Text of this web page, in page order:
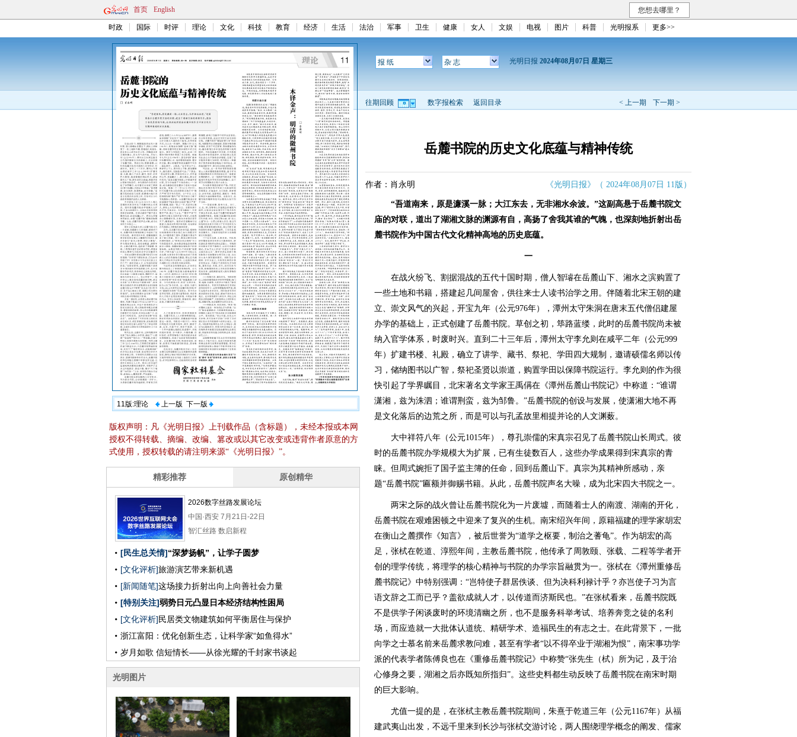
首页 English 您想去哪里？
时政 国际 时评 理论 文化 科技 教育 经济 生活 法治 军事 卫生 健康 女人 文娱 电视 图片 科普 光明报系 更多>>
11版:理论 上一版 下一版
版权声明：凡《光明日报》上刊载作品（含标题），未经本报或本网
授权不得转载、摘编、改编、篡改或以其它改变或违背作者原意的方
式使用，授权转载的请注明来源“《光明日报》”。
报 纸 杂 志 光明日报 2024年08月07日 星期三
< 上一期 下一期 >
往期回顾 数字报检索 返回目录
岳麓书院的历史文化底蕴与精神传统
作者：肖永明 《光明日报》（ 2024年08月07日 11版）
“吾道南来，原是濂溪一脉；大江东去，无非湘水余波。”这副高悬于岳麓书院文
庙的对联，道出了湖湘文脉的渊源有自，高扬了舍我其谁的气魄，也深刻地折射出岳
麓书院作为中国古代文化精神高地的历史底蕴。
一
在战火纷飞、割据混战的五代十国时期，僧人智璿在岳麓山下、湘水之滨购置了
一些土地和书籍，搭建起几间屋舍，供往来士人读书治学之用。伴随着北宋王朝的建
立、崇文风气的兴起，开宝九年（公元976年），潭州太守朱洞在唐末五代僧侣建屋
办学的基础上，正式创建了岳麓书院。草创之初，筚路蓝缕，此时的岳麓书院尚未被
纳入官学体系，时废时兴。直到二十三年后，潭州太守李允则在咸平二年（公元999
年）扩建书楼、礼殿，确立了讲学、藏书、祭祀、学田四大规制，邀请硕儒名师以传
习，储纳图书以广智，祭祀圣贤以崇道，购置学田以保障书院运行。李允则的作为很
快引起了学界瞩目，北宋著名文学家王禹偁在《潭州岳麓山书院记》中称道：“谁谓
潇湘，兹为洙泗；谁谓荆蛮，兹为邹鲁。”岳麓书院的创设与发展，使潇湘大地不再
是文化落后的边荒之所，而是可以与孔孟故里相提并论的人文渊薮。
大中祥符八年（公元1015年），尊孔崇儒的宋真宗召见了岳麓书院山长周式。彼
时的岳麓书院办学规模大为扩展，已有生徒数百人，这些办学成果得到宋真宗的青
睐。但周式婉拒了国子监主簿的任命，回到岳麓山下。真宗为其精神所感动，亲
题“岳麓书院”匾额并御赐书籍。从此，岳麓书院声名大噪，成为北宋四大书院之一。
两宋之际的战火曾让岳麓书院化为一片废墟，而随着士人的南渡、湖南的开化，
岳麓书院在艰难困顿之中迎来了复兴的生机。南宋绍兴年间，原籍福建的理学家胡宏
在衡山之麓撰作《知言》，被后世誉为“道学之枢要，制治之蓍龟”。作为胡宏的高
足，张栻在乾道、淳熙年间，主教岳麓书院，他传承了周敦颐、张载、二程等学者开
创的理学传统，将理学的核心精神与书院的办学宗旨融贯为一。张栻在《潭州重修岳
麓书院记》中特别强调：“岂特使子群居佚谈、但为决科利禄计乎？亦岂使子习为言
语文辞之工而已乎？盖欲成就人才，以传道而济斯民也。”在张栻看来，岳麓书院既
不是供学子闲谈废时的环境清幽之所，也不是服务科举考试、培养奔竞之徒的名利
场，而应造就一大批体认道统、精研学术、造福民生的有志之士。在此背景下，一批
向学之士慕名前来岳麓求教问难，甚至有学者“以不得卒业于湖湘为恨”，南宋事功学
派的代表学者陈傅良也在《重修岳麓书院记》中称赞“张先生（栻）所为记，及于治
心修身之要，湖湘之后亦既知所指归”。这些史料都生动反映了岳麓书院在南宋时期
的巨大影响。
尤值一提的是，在张栻主教岳麓书院期间，朱熹于乾道三年（公元1167年）从福
建武夷山出发，不远千里来到长沙与张栻交游讨论，两人围绕理学概念的阐发、儒家